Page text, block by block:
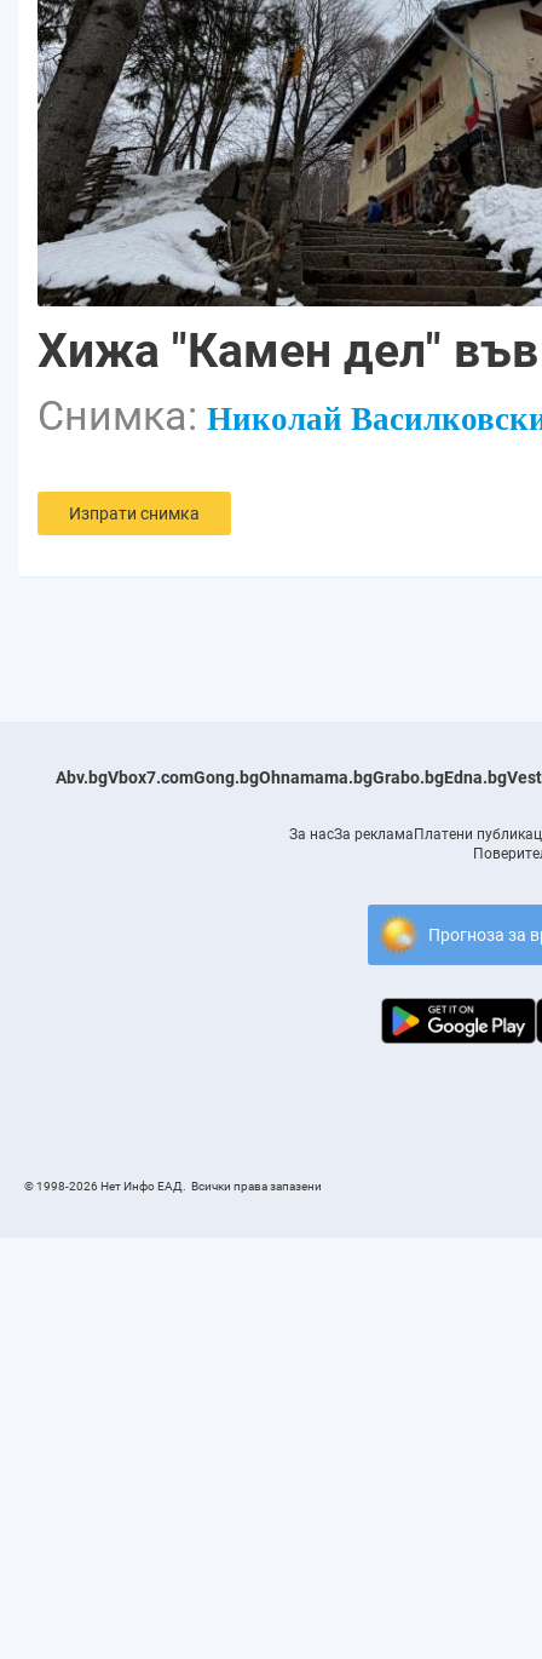
Хижа "Камен дел"
Снимка: Николай
Изпрати снимка
Abv.bgVbox7.comGong.bgOhnamama.bgGrabo.bgEdna.bg
За насЗа реклама Платени
Прогноза за
© 1998-2026 Нет Инфо ЕАД. Всички права запазени